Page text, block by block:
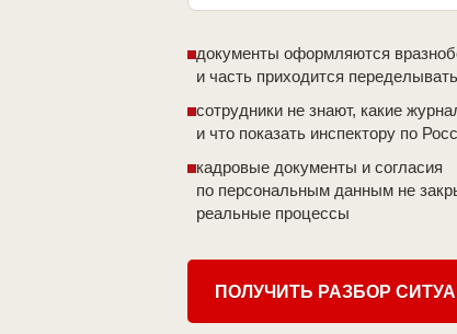
документы оформляются
и часть приходится переделывать
сотрудники не знают, какие
и что показать инспектору по
кадровые документы и согласия
по персональным данным не
реальные процессы
ПОЛУЧИТЬ РАЗБОР